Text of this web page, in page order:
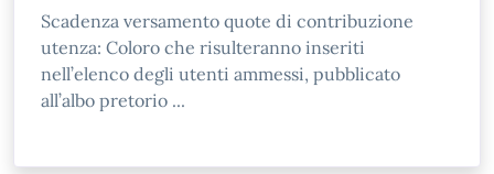
Scadenza versamento quote di contribuzione
utenza: Coloro che risulteranno inseriti
nell’elenco degli utenti ammessi, pubblicato
all’albo pretorio ...